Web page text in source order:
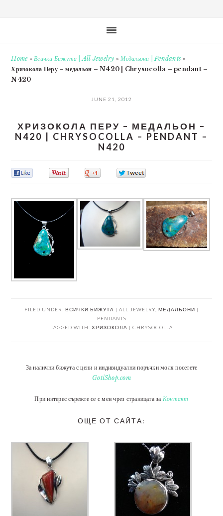
Home»Всички Бижута | All Jewelry »Медальони | Pendants »
Хризокола Перу – медальон – N420 | Chrysocolla – pendant –
N420
JUNE 21, 2012
ХРИЗОКОЛА ПЕРУ – МЕДАЛЬОН –
N420 | CHRYSOCOLLA – PENDANT –
N420
FILED UNDER: ВСИЧКИ БИЖУТА | ALL JEWELRY МЕДАЛЬОНИ |
PENDANTS
TAGGED WITH: ХРИЗОКОЛА | CHRYSOCOLLA
За налични бижута с цени и индивидуални поръчки моля посетете
GotiShop.com
При интерес сърежте се с мен чрез страницата за Контакт
ОЩЕ ОТ САЙТА: